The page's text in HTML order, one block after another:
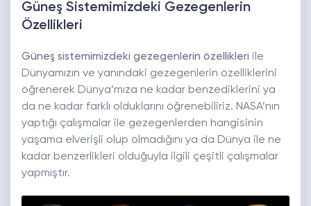
Güneş Sistemimizdeki Gezegenlerin
Özellikleri
Güneş sistemimizdeki gezegenlerin özellikleri ile
Dünyamızın ve yanındaki gezegenlerin özelliklerini
öğrenerek Dünya’mıza ne kadar benzediklerini ya
da ne kadar farklı olduklarını öğrenebiliriz. NASA’nın
yaptığı çalışmalar ile gezegenlerden hangisinin
yaşama elverişli olup olmadığını ya da Dünya ile ne
kadar benzerlikleri olduğuyla ilgili çeşitli çalışmalar
yapmıştır.